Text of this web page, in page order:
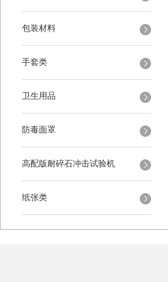
包装材料
手套类
卫生用品
防毒面罩
高配版耐碎石冲击试验机
纸张类